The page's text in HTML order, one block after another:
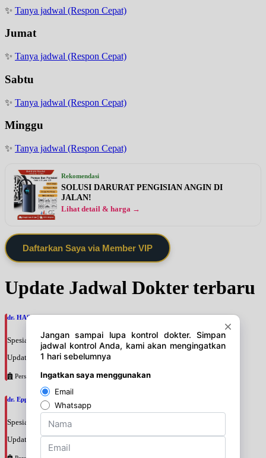
✨ Tanya jadwal (Respon Cepat)
Jumat
✨ Tanya jadwal (Respon Cepat)
Sabtu
✨ Tanya jadwal (Respon Cepat)
Minggu
✨ Tanya jadwal (Respon Cepat)
Rekomendasi
SOLUSI DARURAT PENGISIAN ANGIN DI
JALAN!
Lihat detail & harga →
Daftarkan Saya via Member VIP
Update Jadwal Dokter terbaru
dr. HASAN ALI ALHABSYI, SpPD
Spesialis: Penyakit Dalam
Update terakhir: 2026-08-10 16:56:59
Persahabatan
dr. Eppy, SpPD
Spesialis: Penyakit Dalam
Update terakhir: 2026-08-10 16:40:36